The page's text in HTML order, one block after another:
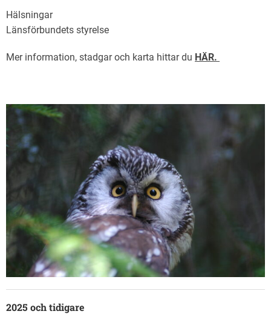
Hälsningar
Länsförbundets styrelse
Mer information, stadgar och karta hittar du HÄR.
2025 och tidigare